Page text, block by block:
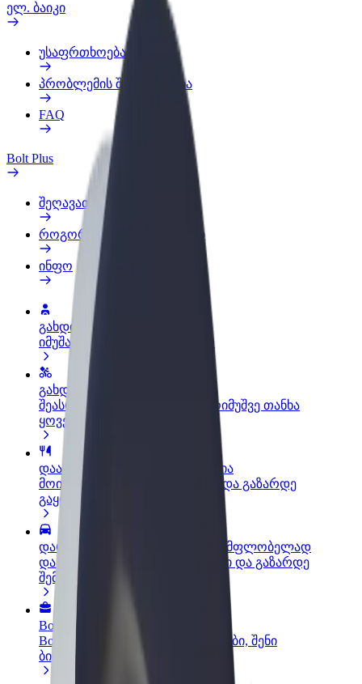
ელ. ბაიკი
უსაფრთხოება
პრობლემის შეტყობინება
FAQ
Bolt Plus
შეღავათები
როგორ გავხდე გამომწერი
ინფო
გახდი პარტნიორი მძღოლი
იმუშავე საკუთარი გრაფიკით
გახდი კურიერი
შეასრულე შეკვეთები და გამოიმუშვე თანხა
ყოველკვირეულად
დაამატე რესტორანი ან მაღაზია
მოიზიდე მეტი მომხმარებელი და გაზარდე
გაყიდვები
დარეგისტრირდი ავტოპარკის მფლობელად
დაამატე შენი ავტოპარკი Bolt-ში და გაზარდე
შემოსავალი
Bolt ბიზნესისთვის
Bolt-ის პროდუქტები და სერვისები, შენი
ბიზნესისთვის